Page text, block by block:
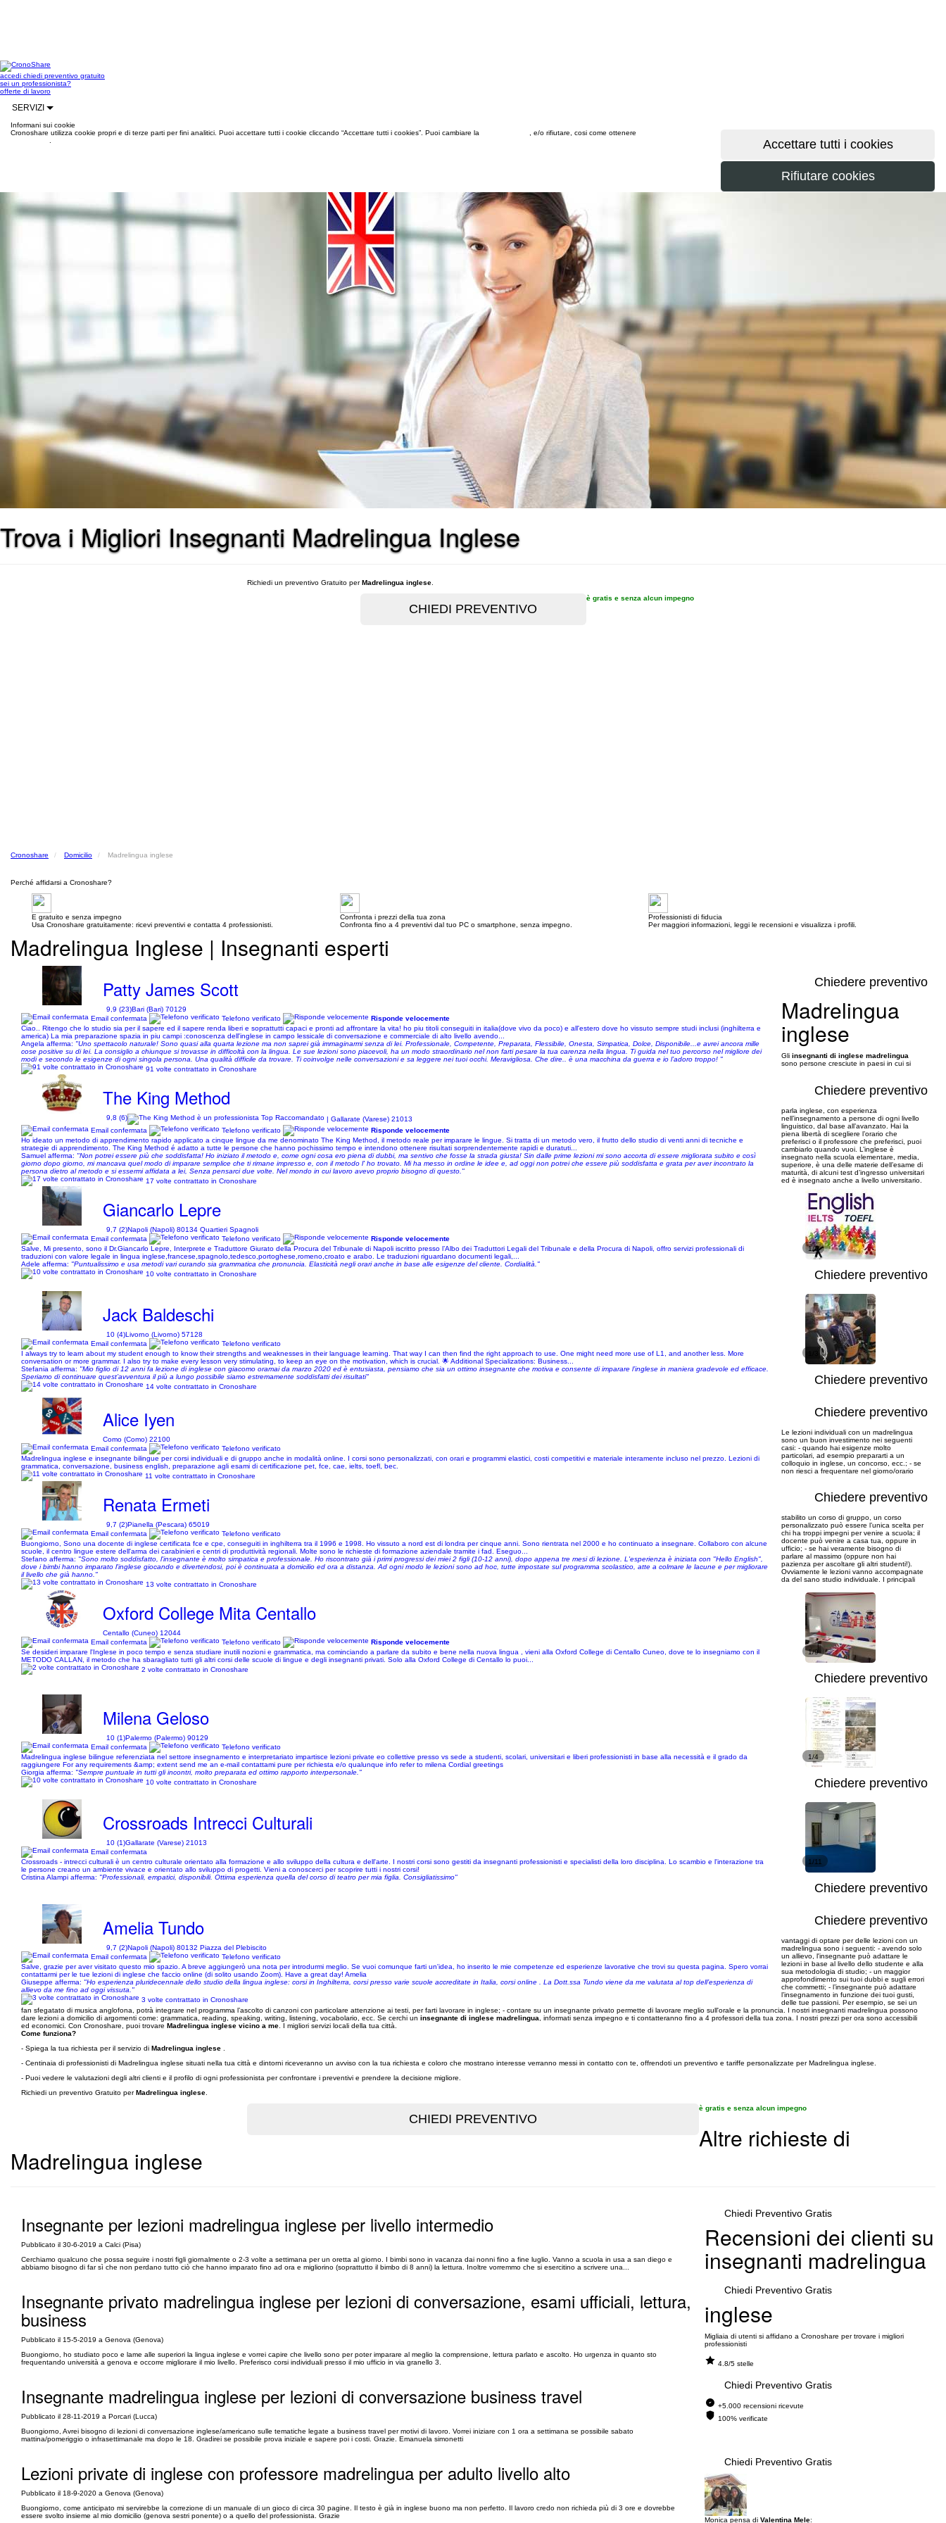
accedi chiedi preventivo gratuito
sei un professionista?
offerte di lavoro
SERVIZI
Informani sui cookie
Cronoshare utilizza cookie propri e di terze parti per fini analitici. Puoi accettare tutti i cookie cliccando “Accettare tutti i cookies”. Puoi cambiare la
, e/o rifiutare, cosi come ottenere
Trova i Migliori Insegnanti Madrelingua Inglese
Richiedi un preventivo Gratuito perMadrelingua inglese
è gratis e senza alcun impegno
Cronoshare Domicilio Madrelingua inglese
Perché affidarsi a Cronoshare?
E gratuito e senza impegno
Usa Cronoshare gratuitamente: ricevi preventivi e contatta 4 professionisti.
Confronta i prezzi della tua zona
Confronta fino a 4 preventivi dal tuo PC o smartphone, senza impegno.
Professionisti di fiducia
Per maggiori informazioni, leggi le recensioni e visualizza i profili.
Madrelingua Inglese | Insegnanti esperti
Patty James Scott
9,9 (23)Bari (Bari) 70129
Email confermata
Telefono verificato
Risponde velocemente
Ciao.. Ritengo che lo studio sia per il sapere ed il sapere renda liberi e soprattutti capaci e pronti ad affrontare la vita! ho piu titoli conseguiti in italia(dove vivo da poco) e all'estero dove ho vissuto sempre studi inclusi (inghilterra e
america) La mia preparazione spazia in piu campi :conoscenza dell'inglese in campo lessicale di conversazione e commerciale di alto livello avendo...
Angela afferma: "Uno spettacolo naturale! Sono quasi alla quarta lezione ma non saprei già immaginarmi senza di lei. Professionale, Competente, Preparata, Flessibile, Onesta, Simpatica, Dolce, Disponibile...e avrei ancora mille
cose positive su di lei. La consiglio a chiunque si trovasse in difficoltà con la lingua. Le sue lezioni sono piacevoli, ha un modo straordinario nel non farti pesare la tua carenza nella lingua. Ti guida nel tuo percorso nel migliore dei
modi e secondo le esigenze di ogni singola persona. Una qualità difficile da trovare. Ti coinvolge nelle conversazioni e sa leggere nei tuoi occhi. Meravigliosa. Che dire.. è una macchina da guerra e io l’adoro troppo! "
91 volte contrattato in Cronoshare
Chiedere preventivo
The King Method
9,8 (6)
| Gallarate (Varese) 21013
Email confermata
Telefono verificato
Risponde velocemente
Ho ideato un metodo di apprendimento rapido applicato a cinque lingue da me denominato The King Method, il metodo reale per imparare le lingue. Si tratta di un metodo vero, il frutto dello studio di venti anni di tecniche e
strategie di apprendimento. The King Method é adatto a tutte le persone che hanno pochissimo tempo e intendono ottenere risultati sorprendentemente rapidi e duratuti...
Samuel afferma: "Non potrei essere più che soddisfatta! Ho iniziato il metodo e, come ogni cosa ero piena di dubbi, ma sentivo che fosse la strada giusta! Sin dalle prime lezioni mi sono accorta di essere migliorata subito e così
giorno dopo giorno, mi mancava quel modo di imparare semplice che ti rimane impresso e, con il metodo l' ho trovato. Mi ha messo in ordine le idee e, ad oggi non potrei che essere più soddisfatta e grata per aver incontrato la
persona dietro al metodo e si essermi affidata a lei, Senza pensarci due volte. Nel mondo in cui lavoro avevo proprio bisogno di questo."
17 volte contrattato in Cronoshare
Chiedere preventivo
Giancarlo Lepre
9,7 (2)Napoli (Napoli) 80134 Quartieri Spagnoli
Email confermata
Telefono verificato
Risponde velocemente
Salve, Mi presento, sono il Dr.Giancarlo Lepre, Interprete e Traduttore Giurato della Procura del Tribunale di Napoli iscritto presso l’Albo dei Traduttori Legali del Tribunale e della Procura di Napoli, offro servizi professionali di
traduzioni con valore legale in lingua inglese,francese,spagnolo,tedesco,portoghese,romeno,croato e arabo. Le traduzioni riguardano documenti legali,...
Adele afferma: "Puntualissimo e usa metodi vari curando sia grammatica che pronuncia. Elasticità negli orari anche in base alle esigenze del cliente. Cordialità."
10 volte contrattato in Cronoshare
1/6
Chiedere preventivo
Jack Baldeschi
10 (4)Livorno (Livorno) 57128
Email confermata
Telefono verificato
I always try to learn about my student enough to know their strengths and weaknesses in their language learning. That way I can then find the right approach to use. One might need more use of L1, and another less. More
conversation or more grammar. I also try to make every lesson very stimulating, to keep an eye on the motivation, which is crucial. 🌟 Additional Specializations: Business...
Stefania afferma: "Mio figlio di 12 anni fa lezione di inglese con giacomo oramai da marzo 2020 ed è entusiasta, pensiamo che sia un ottimo insegnante che motiva e consente di imparare l’inglese in maniera gradevole ed efficace.
Speriamo di continuare quest’avventura il più a lungo possibile siamo estremamente soddisfatti dei risultati"
14 volte contrattato in Cronoshare
Chiedere preventivo
Alice Iyen
Como (Como) 22100
Email confermata
Telefono verificato
Madrelingua inglese e insegnante bilingue per corsi individuali e di gruppo anche in modalità online. I corsi sono personalizzati, con orari e programmi elastici, costi competitivi e materiale interamente incluso nel prezzo. Lezioni di
grammatica, conversazione, business english, preparazione agli esami di certificazione pet, fce, cae, ielts, toefl, bec.
11 volte contrattato in Cronoshare
Chiedere preventivo
Renata Ermeti
9,7 (2)Pianella (Pescara) 65019
Email confermata
Telefono verificato
Buongiorno, Sono una docente di inglese certificata fce e cpe, conseguiti in inghilterra tra il 1996 e 1998. Ho vissuto a nord est di londra per cinque anni. Sono rientrata nel 2000 e ho continuato a insegnare. Collaboro con alcune
scuole, il centro lingue estere dell'arma dei carabinieri e centri di produttività regionali. Molte sono le richieste di formazione aziendale tramite i fad. Eseguo...
Stefano afferma: "Sono molto soddisfatto, l'insegnante è molto simpatica e professionale. Ho riscontrato già i primi progressi dei miei 2 figli (10-12 anni), dopo appena tre mesi di lezione. L'esperienza è iniziata con "Hello English",
dove i bimbi hanno imparato l'inglese giocando e divertendosi, poi è continuata a domicilio ed ora a distanza. Ad ogni modo le lezioni sono ad hoc, tutte impostate sul programma scolastico, atte a colmare le lacune e per migliorare
il livello che già hanno."
13 volte contrattato in Cronoshare
Chiedere preventivo
Oxford College Mita Centallo
Centallo (Cuneo) 12044
Email confermata
Telefono verificato
Risponde velocemente
Se desideri imparare l'Inglese in poco tempo e senza studiare inutili nozioni e grammatica, ma cominciando a parlare da subito e bene nella nuova lingua , vieni alla Oxford College di Centallo Cuneo, dove te lo insegniamo con il
METODO CALLAN, il metodo che ha sbaragliato tutti gli altri corsi delle scuole di lingue e degli insegnanti privati. Solo alla Oxford College di Centallo lo puoi...
2 volte contrattato in Cronoshare
1/9
Chiedere preventivo
Milena Geloso
10 (1)Palermo (Palermo) 90129
Email confermata
Telefono verificato
Madrelingua inglese bilingue referenziata nel settore insegnamento e interpretariato impartisce lezioni private eo collettive presso vs sede a studenti, scolari, universitari e liberi professionisti in base alla necessità e il grado da
raggiungere For any requirements &amp; extent send me an e-mail contattami pure per richiesta e/o qualunque info refer to milena Cordial greetings
Giorgia afferma: "Sempre puntuale in tutti gli incontri, molto preparata ed ottimo rapporto interpersonale."
10 volte contrattato in Cronoshare
1/4
Chiedere preventivo
Crossroads Intrecci Culturali
10 (1)Gallarate (Varese) 21013
Email confermata
Crossroads - intrecci culturali è un centro culturale orientato alla formazione e allo sviluppo della cultura e dell'arte. I nostri corsi sono gestiti da insegnanti professionisti e specialisti della loro disciplina. Lo scambio e l'interazione tra
le persone creano un ambiente vivace e orientato allo sviluppo di progetti. Vieni a conoscerci per scoprire tutti i nostri corsi!
Cristina Alampi afferma: "Professionali, empatici, disponibili. Ottima esperienza quella del corso di teatro per mia figlia. Consigliatissimo"
1/11
Chiedere preventivo
Amelia Tundo
9,7 (2)Napoli (Napoli) 80132 Piazza del Plebiscito
Email confermata
Telefono verificato
Salve, grazie per aver visitato questo mio spazio. A breve aggiungerò una nota per introdurmi meglio. Se vuoi comunque farti un'idea, ho inserito le mie competenze ed esperienze lavorative che trovi su questa pagina. Spero vorrai
contattarmi per le tue lezioni di inglese che faccio online (di solito usando Zoom). Have a great day! Amelia
Giuseppe afferma: "Ho esperienza pluridecennale dello studio della lingua inglese: corsi in Inghilterra, corsi presso varie scuole accreditate in Italia, corsi online . La Dott.ssa Tundo viene da me valutata al top dell’esperienza di
allievo da me fino ad oggi vissuta."
3 volte contrattato in Cronoshare
Chiedere preventivo
Madrelingua
inglese
Gli insegnanti di inglese madrelingua
sono persone cresciute in paesi in cui si
parla inglese, con esperienza
nell’insegnamento a persone di ogni livello
linguistico, dal base all’avanzato. Hai la
piena libertà di scegliere l’orario che
preferisci o il professore che preferisci, puoi
cambiarlo quando vuoi. L’inglese è
insegnato nella scuola elementare, media,
superiore, è una delle materie dell’esame di
maturità, di alcuni test d’ingresso universitari
ed è insegnato anche a livello universitario.
Le lezioni individuali con un madrelingua
sono un buon investimento nei seguenti
casi: - quando hai esigenze molto
particolari, ad esempio prepararti a un
colloquio in inglese, un concorso, ecc.; - se
non riesci a frequentare nel giorno/orario
stabilito un corso di gruppo, un corso
personalizzato può essere l’unica scelta per
chi ha troppi impegni per venire a scuola; il
docente può venire a casa tua, oppure in
ufficio; - se hai veramente bisogno di
parlare al massimo (oppure non hai
pazienza per ascoltare gli altri studenti!).
Ovviamente le lezioni vanno accompagnate
da del sano studio individuale. I principali
vantaggi di optare per delle lezioni con un
madrelingua sono i seguenti: - avendo solo
un allievo, l'insegnante può adattare le
lezioni in base al livello dello studente e alla
sua metodologia di studio; - un maggior
approfondimento sui tuoi dubbi e sugli errori
che commetti; - l’insegnante può adattare
l’insegnamento in funzione dei tuoi gusti,
delle tue passioni. Per esempio, se sei un
fan sfegatato di musica anglofona, potrà integrare nel programma l’ascolto di canzoni con particolare attenzione ai testi, per farti lavorare in inglese; - contare su un insegnante privato permette di lavorare meglio sull'orale e la pronuncia. I nostri insegnanti madrelingua possono
dare lezioni a domicilio di argomenti come: grammatica, reading, speaking, writing, listening, vocabolario, ecc. Se cerchi un insegnante di inglese madrelingua , informati senza impegno e ti contatteranno fino a 4 professori della tua zona. I nostri prezzi per ora sono accessibili
ed economici. Con Cronoshare, puoi trovare Madrelingua inglese vicino a me . I migliori servizi locali della tua città.
Come funziona?
- Spiega la tua richiesta per il servizio di Madrelingua inglese
- Centinaia di professionisti di Madrelingua inglese situati nella tua città e dintorni riceveranno un avviso con la tua richiesta e coloro che mostrano interesse verranno messi in contatto con te, offrendoti un preventivo e tariffe personalizzate per Madrelingua inglese.
- Puoi vedere le valutazioni degli altri clienti e il profilo di ogni professionista per confrontare i preventivi e prendere la decisione migliore.
Richiedi un preventivo Gratuito perMadrelingua inglese
è gratis e senza alcun impegno
Altre richieste di
Madrelingua inglese
Insegnante per lezioni madrelingua inglese per livello intermedio
Pubblicato il 30-6-2019 a Calci (Pisa)
Cerchiamo qualcuno che possa seguire i nostri figli giornalmente o 2-3 volte a settimana per un oretta al giorno. I bimbi sono in vacanza dai nonni fino a fine luglio. Vanno a scuola in usa a san diego e
abbiamo bisogno di far sì che non perdano tutto ciò che hanno imparato fino ad ora e migliorino (soprattutto il bimbo di 8 anni) la lettura. Inoltre vorremmo che si esercitino a scrivere una...
Chiedi Preventivo Gratis
Insegnante privato madrelingua inglese per lezioni di conversazione, esami ufficiali, lettura,
business
Pubblicato il 15-5-2019 a Genova (Genova)
Buongiorno, ho studiato poco e lame alle superiori la lingua inglese e vorrei capire che livello sono per poter imparare al meglio la comprensione, lettura parlato e ascolto. Ho urgenza in quanto sto
frequentando università a genova e occorre migliorare il mio livello. Preferisco corsi individuali presso il mio ufficio in via granello 3.
Chiedi Preventivo Gratis
Insegnante madrelingua inglese per lezioni di conversazione business travel
Pubblicato il 28-11-2019 a Porcari (Lucca)
Buongiorno, Avrei bisogno di lezioni di conversazione inglese/americano sulle tematiche legate a business travel per motivi di lavoro. Vorrei iniziare con 1 ora a settimana se possibile sabato
mattina/pomeriggio o infrasettimanale ma dopo le 18. Gradirei se possibile prova iniziale e sapere poi i costi. Grazie. Emanuela simonetti
Chiedi Preventivo Gratis
Lezioni private di inglese con professore madrelingua per adulto livello alto
Pubblicato il 18-9-2020 a Genova (Genova)
Buongiorno, come anticipato mi servirebbe la correzione di un manuale di un gioco di circa 30 pagine. Il testo è già in inglese buono ma non perfetto. Il lavoro credo non richieda più di 3 ore e dovrebbe
essere svolto insieme al mio domicilio (genova sestri ponente) o a quello del professionista. Grazie
Chiedi Preventivo Gratis
Recensioni dei clienti su
insegnanti madrelingua
inglese
Migliaia di utenti si affidano a Cronoshare per trovare i migliori
professionisti
4.8/5 stelle
+5.000 recensioni ricevute
100% verificate
Monica pensa di Valentina Mele: